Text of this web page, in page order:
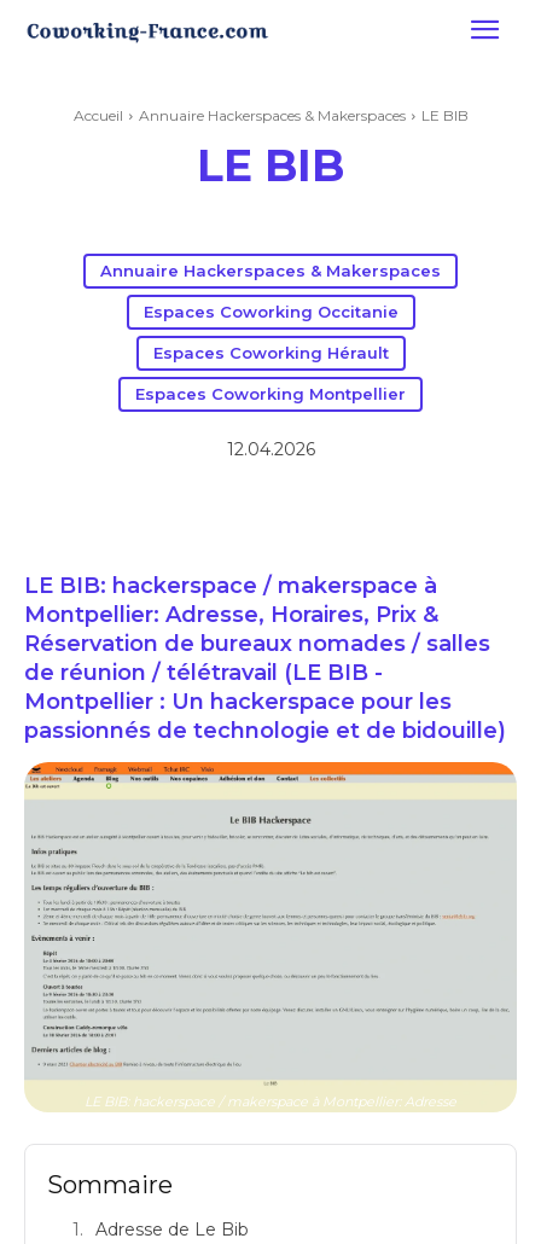
Accueil Annuaire Hackerspaces & Makerspaces LE BIB
LE BIB
Annuaire Hackerspaces & Makerspaces
Espaces Coworking Occitanie
Espaces Coworking Hérault
Espaces Coworking Montpellier
12.04.2026
LE BIB: hackerspace / makerspace à
Montpellier: Adresse, Horaires, Prix &
Réservation de bureaux nomades / salles
de réunion / télétravail (LE BIB -
Montpellier : Un hackerspace pour les
passionnés de technologie et de bidouille)
LE BIB: hackerspace / makerspace à Montpellier: Adresse
Sommaire
Adresse de Le Bib